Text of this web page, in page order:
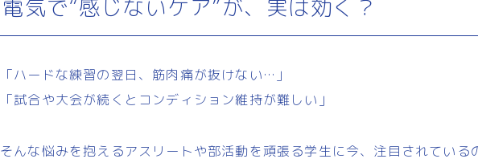
電気で“感じないケア”が、実は効く？
「ハードな練習の翌日、筋肉痛が抜けない…」
「試合や大会が続くとコンディション維持が難しい」
そんな悩みを抱えるアスリートや部活動を頑張る学生に今、注目されている